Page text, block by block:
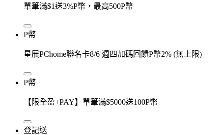
單筆滿$1送3%P幣，最高500P幣
P幣
星展PChome聯名卡8/6 週四加碼回饋P幣2% (無上限)
P幣
【限全盈+PAY】單筆滿$5000送100P幣
登記送